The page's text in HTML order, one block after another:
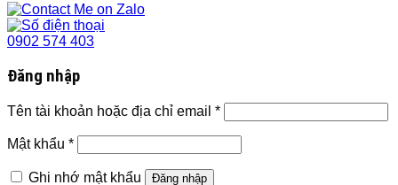
0902 574 403
Đăng nhập
Tên tài khoản hoặc địa chỉ email *
Mật khẩu *
Ghi nhớ mật khẩu Đăng nhập